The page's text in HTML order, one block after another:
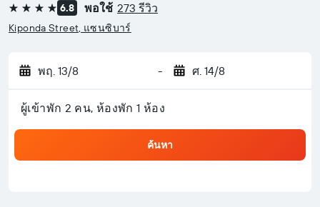
4 ดาว 6.8 พอใช้ 273 รีวิว
Kiponda Street, แซนซิบาร์
พฤ. 13/8 - ศ. 14/8
ผู้เข้าพัก 2 คน, ห้องพัก 1 ห้อง
ค้นหา